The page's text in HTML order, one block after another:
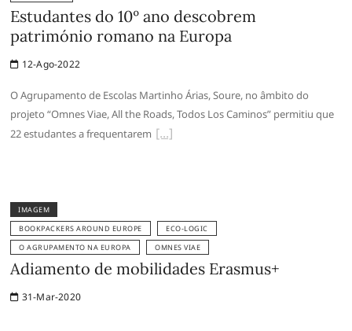
Estudantes do 10º ano descobrem
património romano na Europa
12-Ago-2022
O Agrupamento de Escolas Martinho Árias, Soure, no âmbito do
projeto “Omnes Viae, All the Roads, Todos Los Caminos” permitiu que
22 estudantes a frequentarem
IMAGEM
BOOKPACKERS AROUND EUROPE
ECO-LOGIC
O AGRUPAMENTO NA EUROPA
OMNES VIAE
Adiamento de mobilidades Erasmus+
31-Mar-2020